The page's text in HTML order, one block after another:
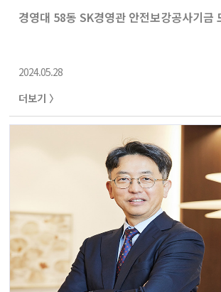
경영대 58동 SK경영관 안전보강공사기금
2024.05.28
더보기 〉